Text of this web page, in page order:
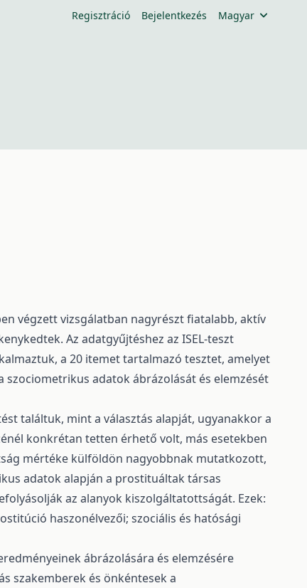
Regisztráció Bejelentkezés Magyar
végzett vizsgálatban nagyrészt fiatalabb, aktív
Az adatgyűjtéshez az ISEL-teszt
a 20 itemet tartalmazó tesztet, amelyet
szociometrikus adatok ábrázolását és elemzését
találtuk, mint a választás alapját, ugyanakkor a
konkrétan tetten érhető volt, más esetekben
mértéke külföldön nagyobbnak mutatkozott,
adatok alapján a prostituáltak társas
az alanyok kiszolgáltatottságát. Ezek:
haszonélvezői; szociális és hatósági
ábrázolására és elemzésére
szakemberek és önkéntesek a